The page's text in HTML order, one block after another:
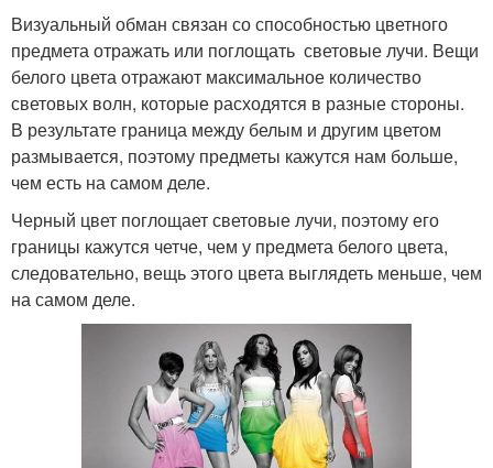
Визуальный обман связан со способностью цветного
предмета отражать или поглощать световые лучи. Вещи
белого цвета отражают максимальное количество
световых волн, которые расходятся в разные стороны.
В результате граница между белым и другим цветом
размывается, поэтому предметы кажутся нам больше,
чем есть на самом деле.
Черный цвет поглощает световые лучи, поэтому его
границы кажутся четче, чем у предмета белого цвета,
следовательно, вещь этого цвета выглядеть меньше, чем
на самом деле.